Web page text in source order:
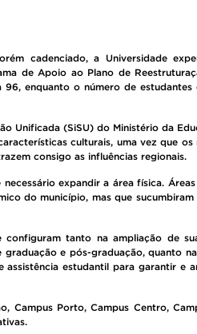
cadenciado, a Universidade
de Apoio ao Plano de
enquanto o número de
Unificada (SiSU) do Ministério da
culturais, uma vez que
consigo as influências regionais.
expandir a área física.
do município, mas que
tanto na ampliação de
e pós-graduação, quanto
estudantil para garantir e
Campus Porto, Campus Centro,